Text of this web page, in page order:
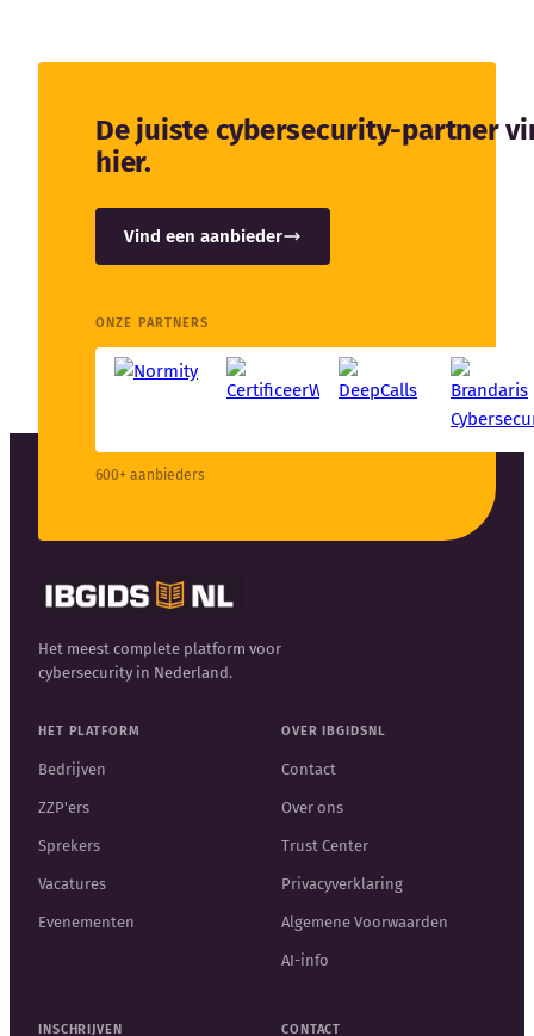
De juiste cybersecurity-partner
hier.
Vind een aanbieder
ONZE PARTNERS
600+ aanbieders
Het meest complete platform voor
cybersecurity in Nederland.
HET PLATFORM
Bedrijven
ZZP'ers
Sprekers
Vacatures
Evenementen
OVER IBGIDSNL
Contact
Over ons
Trust Center
Privacyverklaring
Algemene Voorwaarden
AI-info
INSCHRIJVEN CONTACT